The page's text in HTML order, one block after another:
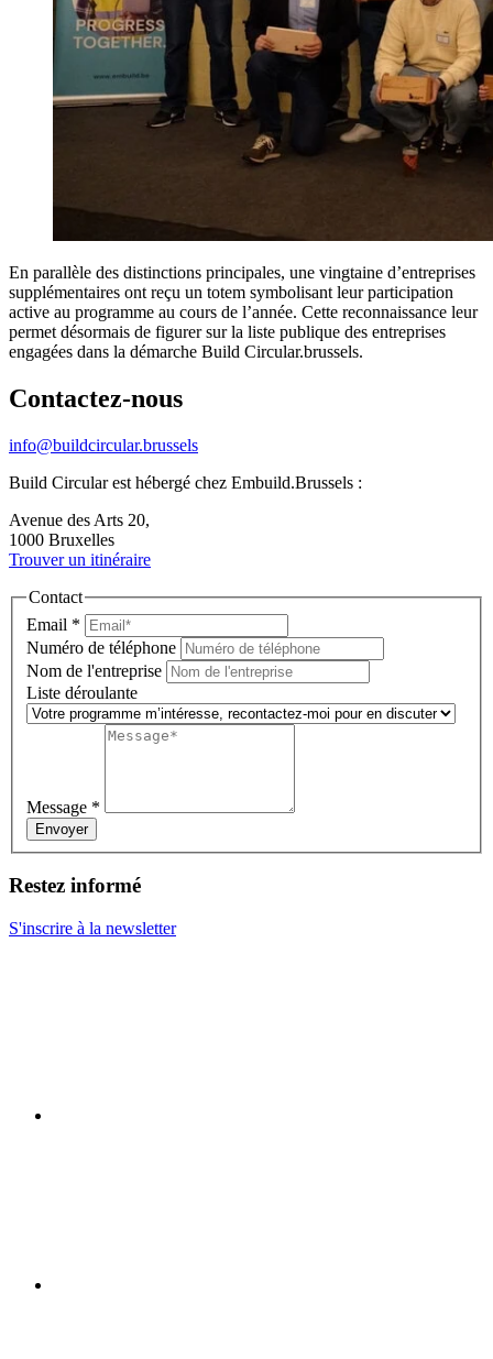
En parallèle des distinctions principales, une vingtaine d’entreprises
supplémentaires ont reçu un totem symbolisant leur participation
active au programme au cours de l’année. Cette reconnaissance leur
permet désormais de figurer sur la liste publique des entreprises
engagées dans la démarche Build Circular.brussels.
Contactez-nous
info@buildcircular.brussels
Build Circular est hébergé chez Embuild.Brussels :
Avenue des Arts 20,
1000 Bruxelles
Trouver un itinéraire
Contact
Email *
Numéro de téléphone
Nom de l'entreprise
Liste déroulante
Message *
Envoyer
Restez informé
S'inscrire à la newsletter